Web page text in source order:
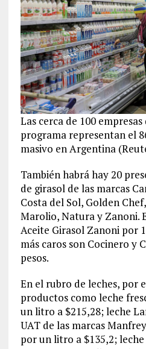
Las cerca de 100
programa representan el
masivo en Argentina
También habrá hay 20
de girasol de las marcas
Costa del Sol, Golden
Marolio, Natura y Zanoni.
Aceite Girasol Zanoni por
más caros son Cocinero y
pesos.
En el rubro de leches, por
productos como leche
un litro a $215,28; leche
UAT de las marcas
por un litro a $135,2;